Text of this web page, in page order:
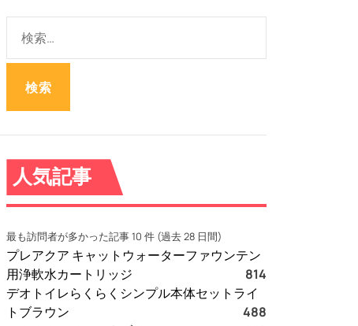
:
人気記事
最も訪問者が多かった記事 10 件 (過去 28 日間)
プレアクア キャットウォーターファウンテン
用浄軟水カートリッジ
814
デオトイレらくらくシンプル本体セットライ
トブラウン
488